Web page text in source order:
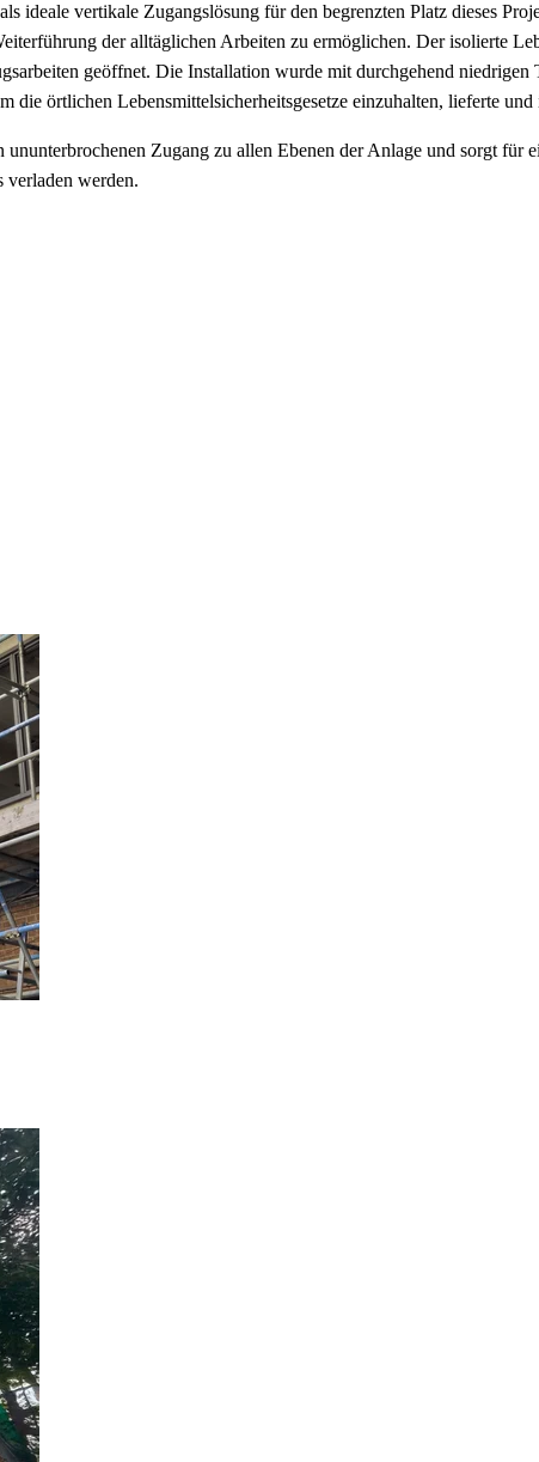
ideale vertikale Zugangslösung für den begrenzten Platz dieses
der alltäglichen Arbeiten zu ermöglichen. Der isolierte
geöffnet. Die Installation wurde mit durchgehend niedrigen
örtlichen Lebensmittelsicherheitsgesetze einzuhalten, lieferte
Zugang zu allen Ebenen der Anlage und sorgt für
werden.